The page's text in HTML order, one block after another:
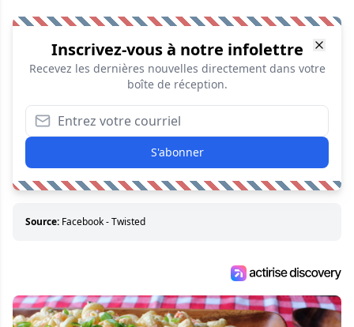
Inscrivez-vous à notre infolettre
Recevez les dernières nouvelles directement dans votre
boîte de réception.
S'abonner
Source: Facebook - Twisted​